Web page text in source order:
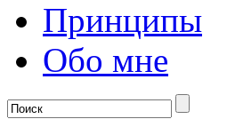
Принципы
Обо мне